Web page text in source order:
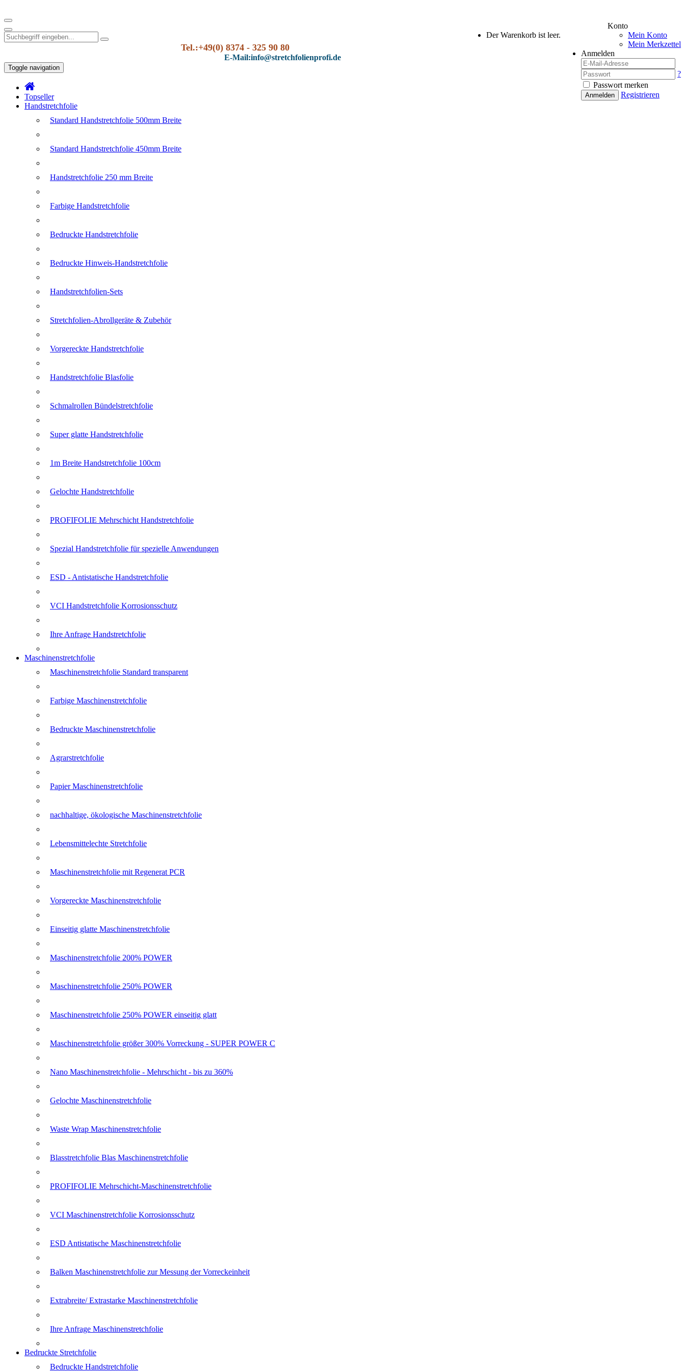
Konto
Mein Konto
Mein Merkzettel
Anmelden
?
Passwort merken
Anmelden Registrieren
Der Warenkorb ist leer.
Tel.:+49(0) 8374 - 325 90 80
E-Mail:info@stretchfolienprofi.de
Toggle navigation
Topseller
Handstretchfolie
Standard Handstretchfolie 500mm Breite
Standard Handstretchfolie 450mm Breite
Handstretchfolie 250 mm Breite
Farbige Handstretchfolie
Bedruckte Handstretchfolie
Bedruckte Hinweis-Handstretchfolie
Handstretchfolien-Sets
Stretchfolien-Abrollgeräte & Zubehör
Vorgereckte Handstretchfolie
Handstretchfolie Blasfolie
Schmalrollen Bündelstretchfolie
Super glatte Handstretchfolie
1m Breite Handstretchfolie 100cm
Gelochte Handstretchfolie
PROFIFOLIE Mehrschicht Handstretchfolie
Spezial Handstretchfolie für spezielle Anwendungen
ESD - Antistatische Handstretchfolie
VCI Handstretchfolie Korrosionsschutz
Ihre Anfrage Handstretchfolie
Maschinenstretchfolie
Maschinenstretchfolie Standard transparent
Farbige Maschinenstretchfolie
Bedruckte Maschinenstretchfolie
Agrarstretchfolie
Papier Maschinenstretchfolie
nachhaltige, ökologische Maschinenstretchfolie
Lebensmittelechte Stretchfolie
Maschinenstretchfolie mit Regenerat PCR
Vorgereckte Maschinenstretchfolie
Einseitig glatte Maschinenstretchfolie
Maschinenstretchfolie 200% POWER
Maschinenstretchfolie 250% POWER
Maschinenstretchfolie 250% POWER einseitig glatt
Maschinenstretchfolie größer 300% Vorreckung - SUPER POWER C
Nano Maschinenstretchfolie - Mehrschicht - bis zu 360%
Gelochte Maschinenstretchfolie
Waste Wrap Maschinenstretchfolie
Blasstretchfolie Blas Maschinenstretchfolie
PROFIFOLIE Mehrschicht-Maschinenstretchfolie
VCI Maschinenstretchfolie Korrosionsschutz
ESD Antistatische Maschinenstretchfolie
Balken Maschinenstretchfolie zur Messung der Vorreckeinheit
Extrabreite/ Extrastarke Maschinenstretchfolie
Ihre Anfrage Maschinenstretchfolie
Bedruckte Stretchfolie
Bedruckte Handstretchfolie